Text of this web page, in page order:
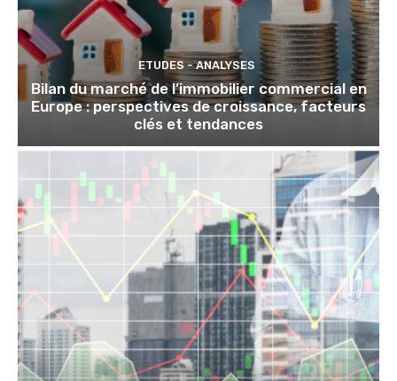
ETUDES - ANALYSES
Bilan du marché de l’immobilier commercial en
Europe : perspectives de croissance, facteurs
clés et tendances